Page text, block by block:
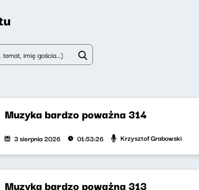
Muzyka bardzo poważna 314
3 sierpnia 2026 01:53:26 Krzysztof Grabowski
Muzyka bardzo poważna 313